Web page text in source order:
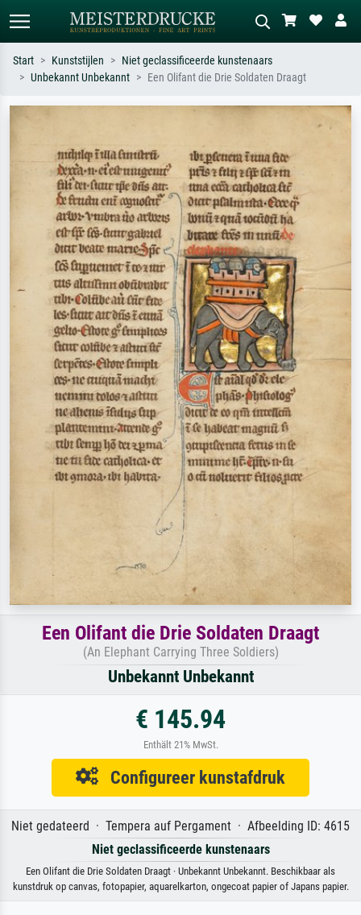
Zoek op kunstenaar, titel of stijl – bijv.
Hokusai-golf, naakt.
olieverfschilderij, staand naakt naast
een boom.
Start Kunststijlen
Niet geclassificeerde kunstenaars
Unbekannt Unbekannt
Een Olifant die Drie Soldaten Draagt
Een Olifant die Drie Soldaten Draagt
(An Elephant Carrying Three Soldiers)
Unbekannt Unbekannt
€ 145.94
Enthält 21% MwSt.
Configureer kunstafdruk
Niet gedateerd · Tempera auf Pergament · Afbeelding ID: 4615
Niet geclassificeerde kunstenaars
Een Olifant die Drie Soldaten Draagt · Unbekannt Unbekannt. Beschikbaar als
kunstdruk op canvas, fotopapier, aquarelkarton, ongecoat papier of Japans papier.